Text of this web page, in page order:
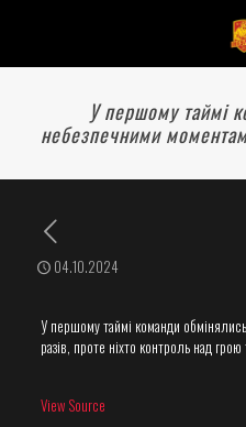
У першому таймі
небезпечними
04.10.2024
У першому таймі команди
разів, проте ніхто контроль над
View Source